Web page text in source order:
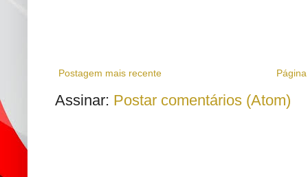
Postagem mais recente
Assinar: Postar comentários (Atom)